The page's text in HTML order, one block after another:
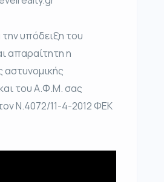
υπόδειξη του
απαραίτητη η
αστυνομικής
του Α.Φ.Μ. σας
Ν.4072/11-4-2012 ΦΕΚ